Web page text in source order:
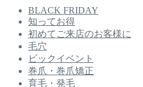
BLACK FRIDAY
知ってお得
初めてご来店のお客様に
毛穴
ビックイベント
巻爪・巻爪矯正
育毛・発毛